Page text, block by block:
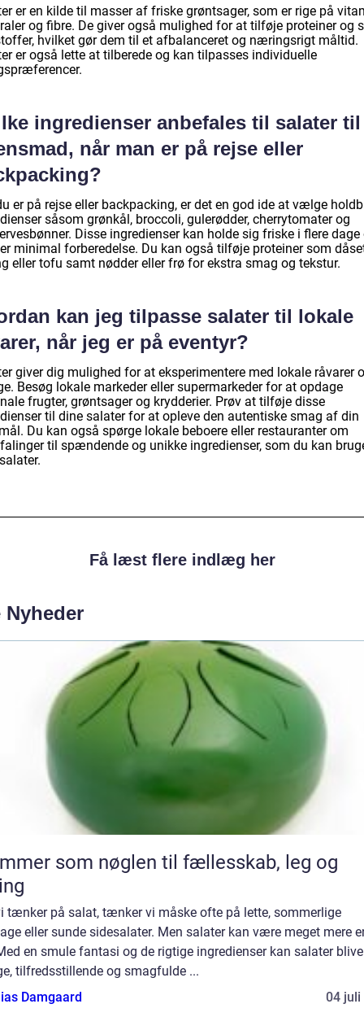
er en kilde til masser af friske grøntsager, som er rige på
og fibre. De giver også mulighed for at tilføje proteiner og
hvilket gør dem til et afbalanceret og næringsrigt måltid.
er også lette at tilberede og kan tilpasses individuelle
ingredienser anbefales til salater til
når man er på rejse eller
er på rejse eller backpacking, er det en god ide at vælge
såsom grønkål, broccoli, gulerødder, cherrytomater og
Disse ingredienser kan holde sig friske i flere dage
minimal forberedelse. Du kan også tilføje proteiner som
eller tofu samt nødder eller frø for ekstra smag og tekstur.
kan jeg tilpasse salater til lokale
når jeg er på eventyr?
giver dig mulighed for at eksperimentere med lokale råvarer
Besøg lokale markeder eller supermarkeder for at opdage
frugter, grøntsager og krydderier. Prøv at tilføje disse
til dine salater for at opleve den autentiske smag af din
Du kan også spørge lokale beboere eller restauranter om
til spændende og unikke ingredienser, som du kan
Få læst flere indlæg her
Nyheder
som nøglen til fællesskab, leg og
tænker på salat, tænker vi måske ofte på lette, sommerlige
eller sunde sidesalater. Men salater kan være meget mere
en smule fantasi og de rigtige ingredienser kan salater
tilfredsstillende og smagfulde ...
Damgaard
04 juli